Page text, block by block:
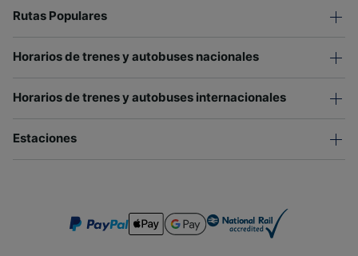
Rutas Populares
Horarios de trenes y autobuses nacionales
Horarios de trenes y autobuses internacionales
Estaciones